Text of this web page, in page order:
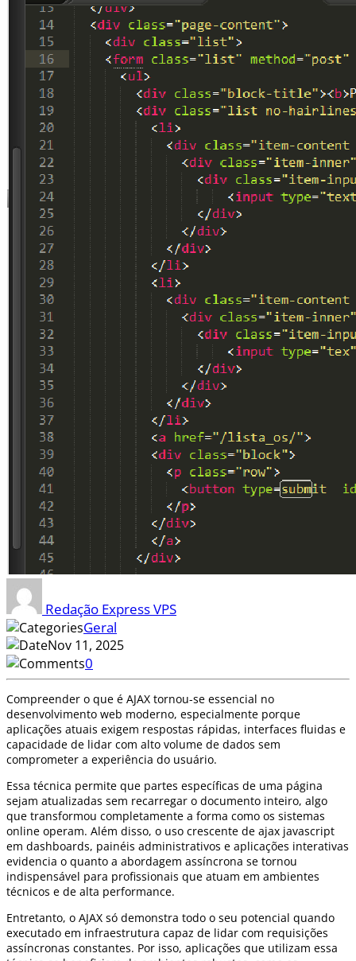
Redação Express VPS
Geral
Nov 11, 2025
0
Compreender o que é AJAX tornou-se essencial no
desenvolvimento web moderno, especialmente porque
aplicações atuais exigem respostas rápidas, interfaces fluidas e
capacidade de lidar com alto volume de dados sem
comprometer a experiência do usuário.
Essa técnica permite que partes específicas de uma página
sejam atualizadas sem recarregar o documento inteiro, algo
que transformou completamente a forma como os sistemas
online operam. Além disso, o uso crescente de ajax javascript
em dashboards, painéis administrativos e aplicações interativas
evidencia o quanto a abordagem assíncrona se tornou
indispensável para profissionais que atuam em ambientes
técnicos e de alta performance.
Entretanto, o AJAX só demonstra todo o seu potencial quando
executado em infraestrutura capaz de lidar com requisições
assíncronas constantes. Por isso, aplicações que utilizam essa